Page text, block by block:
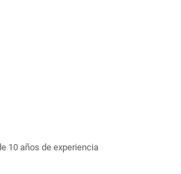
10 años de experiencia